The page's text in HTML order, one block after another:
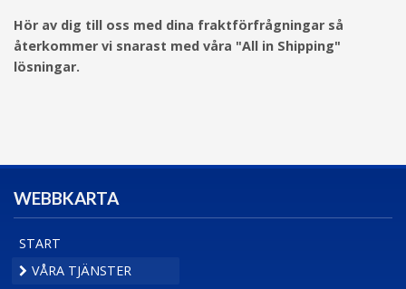
Hör av dig till oss med dina fraktförfrågningar så
återkommer vi snarast med våra "All in Shipping"
lösningar.
WEBBKARTA
START
VÅRA TJÄNSTER